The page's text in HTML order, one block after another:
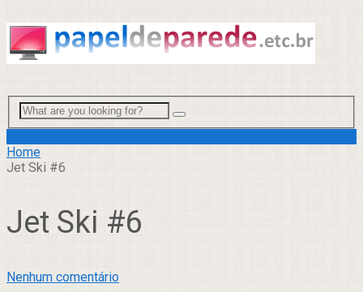
Home
Jet Ski #6
Jet Ski #6
Nenhum comentário